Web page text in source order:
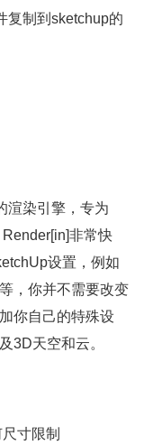
复制到sketchup的
渲染引擎，专为
非常快
设置，例如
，你并不需要改变
你自己的特殊设
3D天空和云。
寸限制